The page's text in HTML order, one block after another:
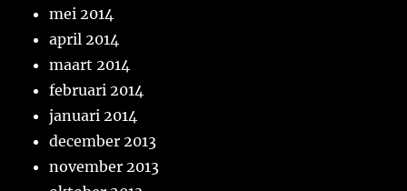
mei 2014
april 2014
maart 2014
februari 2014
januari 2014
december 2013
november 2013